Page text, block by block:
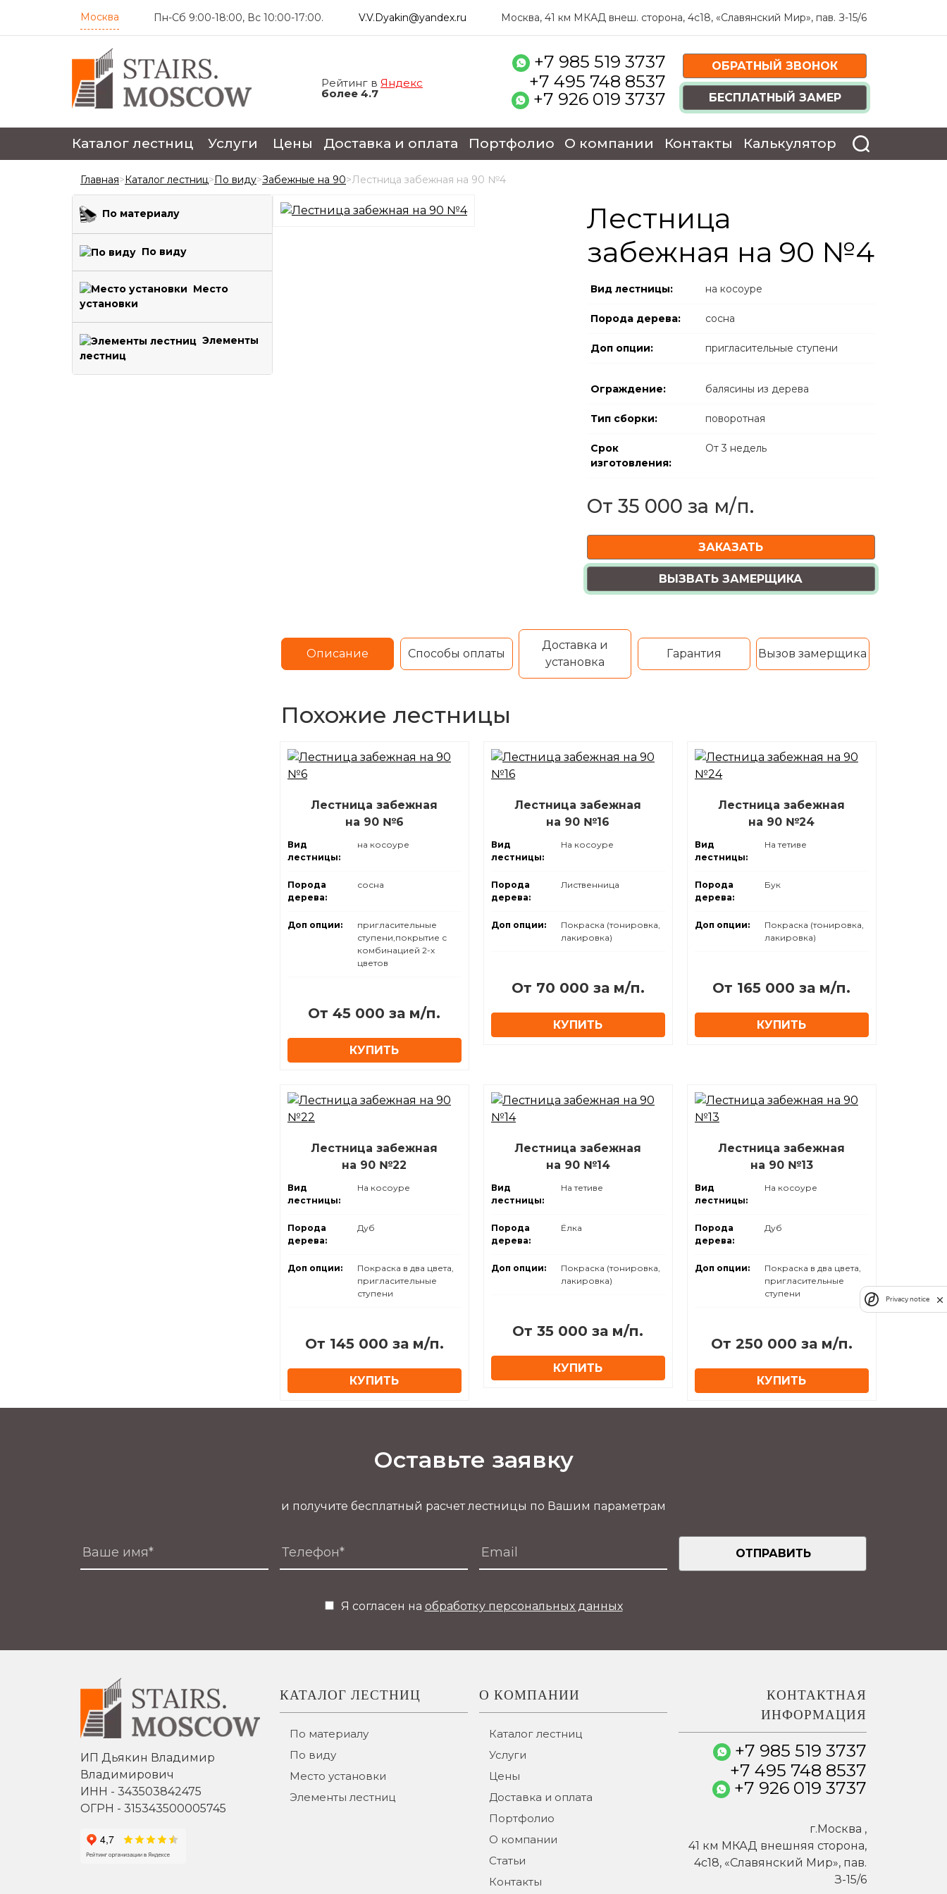
Москва Пн-Сб 9:00-18:00, Вс 10:00-17:00. V.V.Dyakin@yandex.ru Москва, 41 км МКАД внеш. сторона, 4c18, «Славянский Мир», пав. З-15/6
Рейтинг в Яндекс
более 4.7
+7 985 519 3737
+7 495 748 8537
+7 926 019 3737
ОБРАТНЫЙ ЗВОНОК
БЕСПЛАТНЫЙ ЗАМЕР
Каталог лестниц Услуги Цены Доставка и оплата Портфолио О компании Контакты Калькулятор
Главная>Каталог лестниц>По виду>Забежные на 90>Лестница забежная на 90 №4
По материалу
По виду
Место
установки
Элементы
лестниц
Лестница
забежная на 90 №4
Вид лестницы: на косоуре
Порода дерева: сосна
Доп опции: пригласительные ступени
Ограждение: балясины из дерева
Тип сборки: поворотная
Срок
изготовления:
От3 недель
От 35 000 за м/п.
ЗАКАЗАТЬ
ВЫЗВАТЬ ЗАМЕРЩИКА
Описание Способы оплаты
Доставка и
установка
Гарантия Вызов замерщика
Похожие лестницы
Лестница забежная
на 90 №6
Вид
лестницы:
на косоуре
Порода
дерева:
сосна
Доп опции:
пригласительные
ступени,покрытие с
комбинацией 2-х
цветов
От 45 000 за м/п.
КУПИТЬ
Лестница забежная
на 90 №16
Вид
лестницы:
На косоуре
Порода
дерева:
Лиственница
Доп опции:
Покраска (тонировка,
лакировка)
От 70 000 за м/п.
КУПИТЬ
Лестница забежная
на 90 №24
Вид
лестницы:
На тетиве
Порода
дерева:
Бук
Доп опции:
Покраска (тонировка,
лакировка)
⁠От 165 000 за м/п.
КУПИТЬ
Лестница забежная
на 90 №22
Вид
лестницы:
На косоуре
Порода
дерева:
Дуб
Доп опции:
Покраска в два цвета,
пригласительные
ступени
От 145 000 за м/п.
КУПИТЬ
Лестница забежная
на 90 №14
Вид
лестницы:
На тетиве
Порода
дерева:
Ёлка
Доп опции:
Покраска (тонировка,
лакировка)
От 35 000 за м/п.
КУПИТЬ
Лестница забежная
на 90 №13
Вид
лестницы:
На косоуре
Порода
дерева:
Дуб
Доп опции:
Покраска в два цвета,
пригласительные
ступени
От 250 000 за м/п.
КУПИТЬ
Оставьте заявку
и получите бесплатный расчет лестницы по Вашим параметрам
ОТПРАВИТЬ
Я согласен на обработку персональных данных
ИП Дьякин Владимир
Владимирович
ИНН - 343503842475
ОГРН - 315343500005745
КАТАЛОГ ЛЕСТНИЦ
По материалу
По виду
Место установки
Элементы лестниц
О КОМПАНИИ
Каталог лестниц
Услуги
Цены
Доставка и оплата
Портфолио
О компании
Статьи
Контакты
КОНТАКТНАЯ
ИНФОРМАЦИЯ
+7 985 519 3737
+7 495 748 8537
+7 926 019 3737
г. Москва ,
41 км МКАД внешняя сторона,
4c18, «Славянский Мир», пав.
З-15/6
Privacy notice